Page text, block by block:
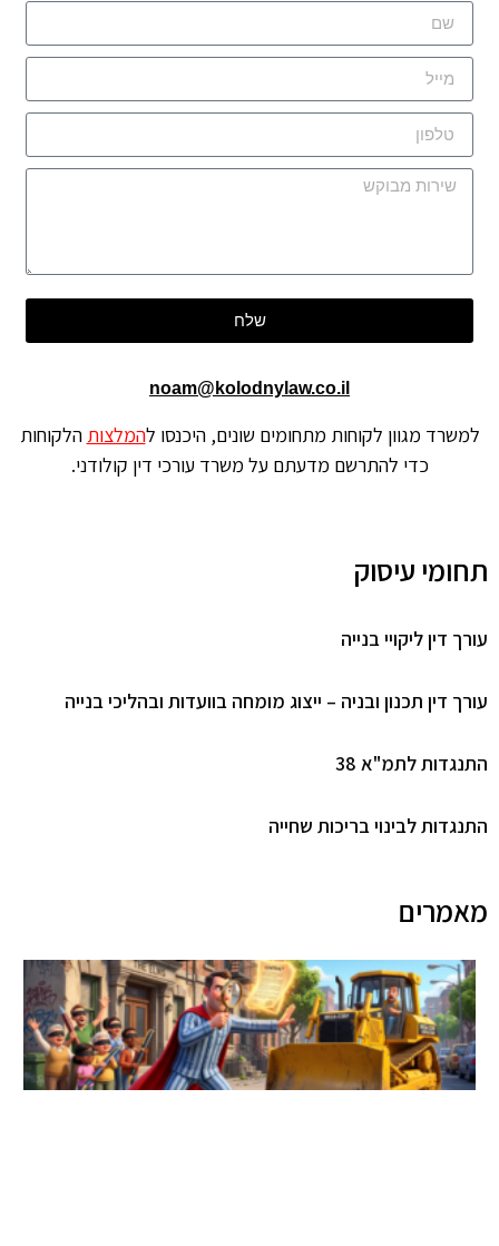
שלח
noam@kolodnylaw.co.il
למשרד מגוון לקוחות מתחומים שונים, היכנסו להמלצות הלקוחות
כדי להתרשם מדעתם על משרד עורכי דין קולודני.
תחומי עיסוק
עורך דין ליקויי בנייה
עורך דין תכנון ובניה – ייצוג מומחה בוועדות ובהליכי בנייה
התנגדות לתמ"א 38
התנגדות לבינוי בריכות שחייה
מאמרים